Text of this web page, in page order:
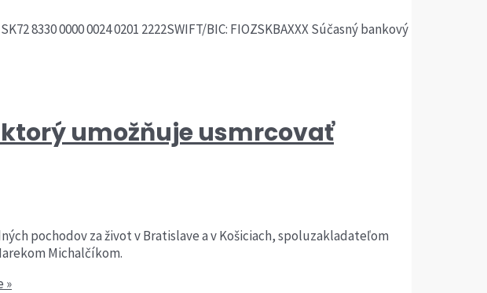
8330 0000 0024 0201 2222SWIFT/BIC: FIOZSKBAXXX Súčasný bankový
umožňuje usmrcovať
pochodov za život v Bratislave a v Košiciach, spoluzakladateľom
Michalčíkom.
»